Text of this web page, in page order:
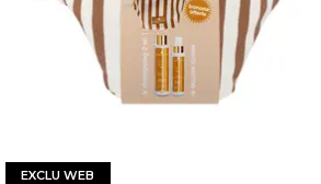
EXCLU WEB